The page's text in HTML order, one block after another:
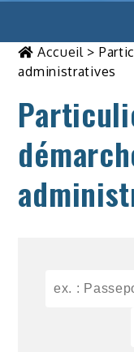
Accueil>
administratives